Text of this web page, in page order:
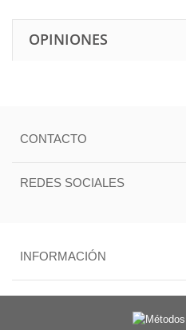
OPINIONES
CONTACTO
REDES SOCIALES
INFORMACIÓN